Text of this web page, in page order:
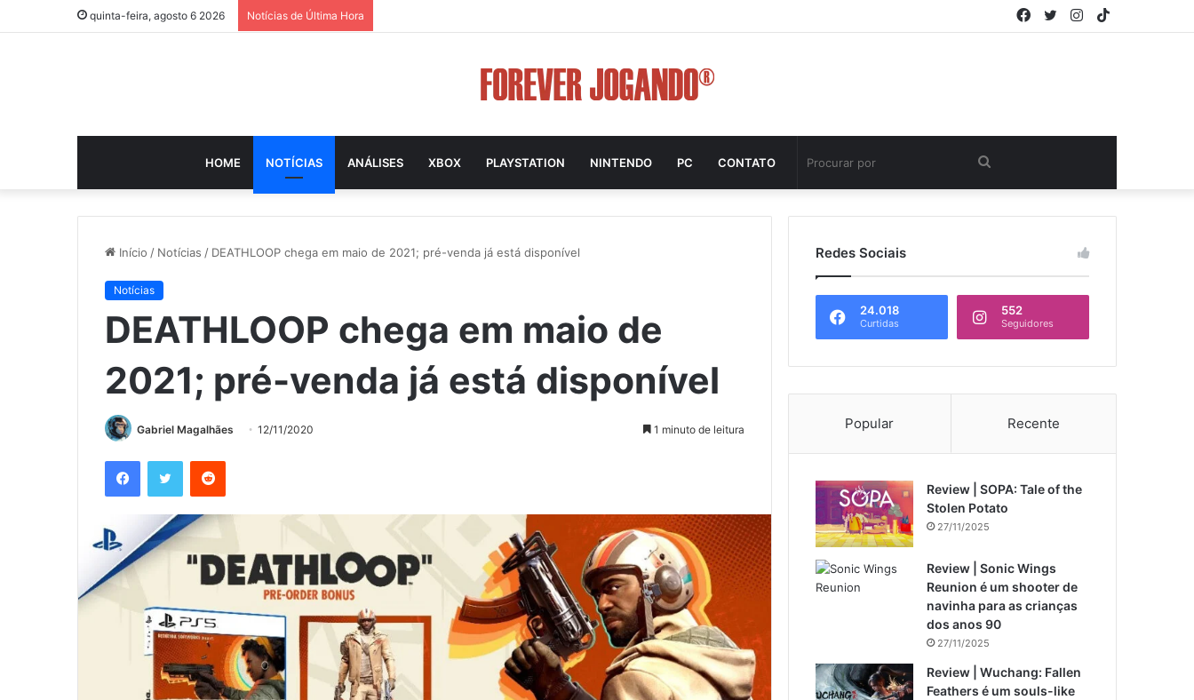
quinta-feira, agosto 6 2026 Notícias de Última Hora Instagram
Twitter
Facebook
HOME NOTÍCIAS ANÁLISES XBOX PLAYSTATION NINTENDO PC CONTATO Procurar
por
Início / Notícias / DEATHLOOP chega em maio de 2021; pré-venda já está disponível
Notícias
DEATHLOOP chega em maio de
2021; pré-venda já está disponível
Gabriel Magalhães 12/11/2020 1 minuto de leitura
Redes Sociais
24.018
Curtidas
552
Seguidores
Popular Recente
Review | SOPA: Tale of the
Stolen Potato
27/11/2025
Review | Sonic Wings
Reunion é um shooter de
navinha para as crianças
dos anos 90
27/11/2025
Review | Wuchang: Fallen
Feathers é um souls-like